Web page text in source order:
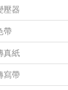
壓器
帶
真紙
寫帶